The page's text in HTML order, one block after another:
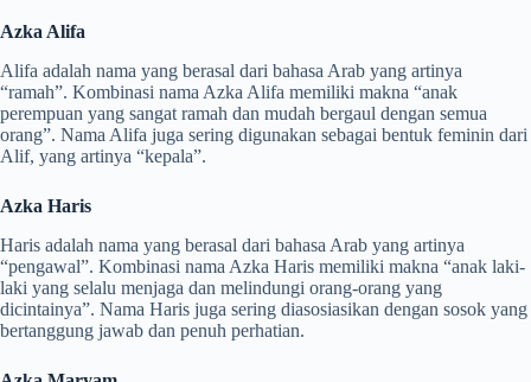
Azka Alifa
Alifa adalah nama yang berasal dari bahasa Arab yang artinya
“ramah”. Kombinasi nama Azka Alifa memiliki makna “anak
perempuan yang sangat ramah dan mudah bergaul dengan semua
orang”. Nama Alifa juga sering digunakan sebagai bentuk feminin dari
Alif, yang artinya “kepala”.
Azka Haris
Haris adalah nama yang berasal dari bahasa Arab yang artinya
“pengawal”. Kombinasi nama Azka Haris memiliki makna “anak laki-
laki yang selalu menjaga dan melindungi orang-orang yang
dicintainya”. Nama Haris juga sering diasosiasikan dengan sosok yang
bertanggung jawab dan penuh perhatian.